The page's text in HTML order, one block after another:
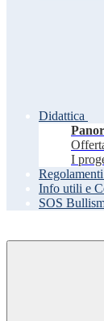
Didattica
I
Info utili e
SOS